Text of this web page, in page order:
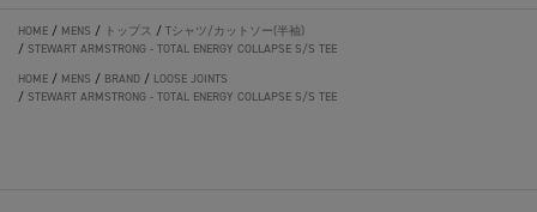
HOME / MENS / トップス / Tシャツ/カットソー(半袖)
/ STEWART ARMSTRONG - TOTAL ENERGY COLLAPSE S/S TEE
HOME / MENS / BRAND / LOOSE JOINTS
/ STEWART ARMSTRONG - TOTAL ENERGY COLLAPSE S/S TEE